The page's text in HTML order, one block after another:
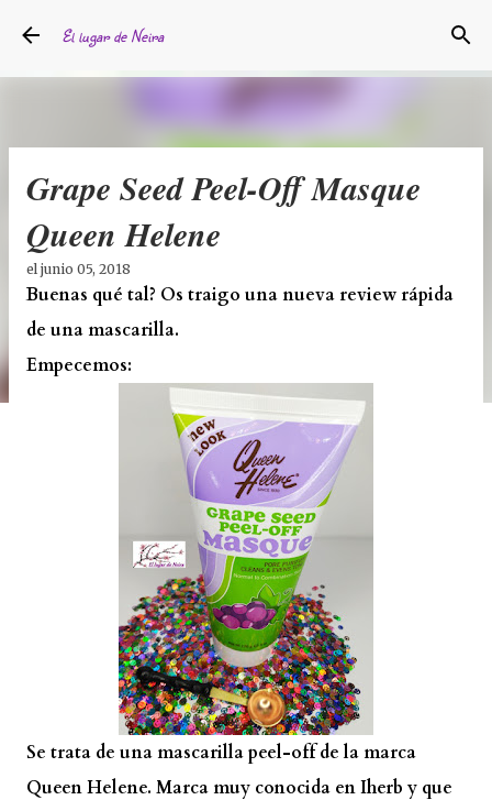
El lugar de Neira
Grape Seed Peel-Off Masque
Queen Helene
el junio 05, 2018
Buenas qué tal? Os traigo una nueva review rápida
de una mascarilla.
Empecemos:
Se trata de una mascarilla peel-off de la marca
Queen Helene. Marca muy conocida en Iherb y que